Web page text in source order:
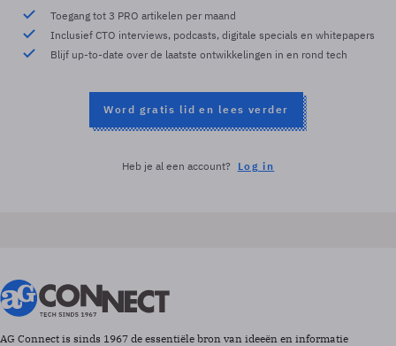
Toegang tot 3 PRO artikelen per maand
Inclusief CTO interviews, podcasts, digitale specials en whitepapers
Blijf up-to-date over de laatste ontwikkelingen in en rond tech
Word gratis lid en lees verder
Heb je al een account? Log in
AG Connect is sinds 1967 de essentiële bron van ideeën en informatie